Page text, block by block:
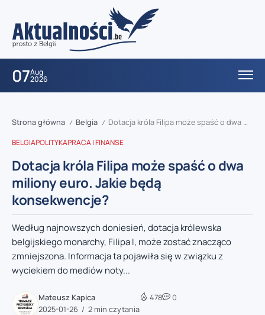
07Aug
2026
Strona główna / Belgia / Dotacja króla Filipa może spaść o dwa miliony euro. Jakie będą konsekwencje?
BELGIAPOLITYKAPRACA I FINANSE
Dotacja króla Filipa może spaść o dwa
miliony euro. Jakie będą
konsekwencje?
Według najnowszych doniesień, dotacja królewska
belgijskiego monarchy, Filipa I, może zostać znacząco
zmniejszona. Informacja ta pojawiła się w związku z
wyciekiem do mediów noty...
Mateusz Kapica
2025-01-26
2 min czytania
478 0